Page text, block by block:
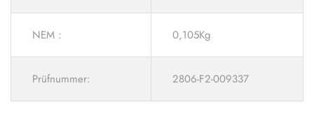
NEM : 0,105Kg
Prüfnummer: 2806-F2-009337